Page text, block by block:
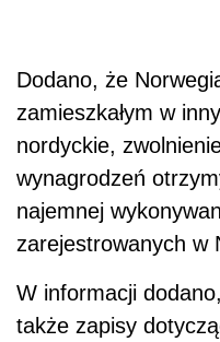
Dodano, że
zamieszkałym w
nordyckie,
wynagrodzeń
najemnej
zarejestrowanych w
W informacji
także zapisy